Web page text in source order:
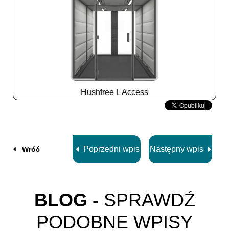
Hushfree L Access
Slide
Wróć Poprzedni wpis Następny wpis
BLOG - SPRAWDŹ
PODOBNE WPISY